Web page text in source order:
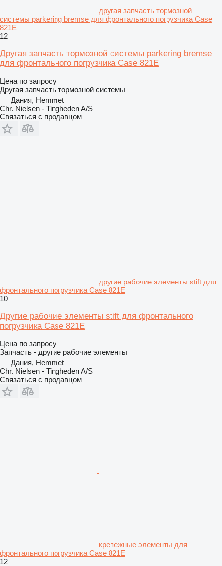
другая запчасть тормозной
системы parkering bremse для фронтального погрузчика Case
821E
12
Другая запчасть тормозной системы parkering bremse
для фронтального погрузчика Case 821E
Цена по запросу
Другая запчасть тормозной системы
Дания, Hemmet
Chr. Nielsen - Tingheden A/S
Связаться с продавцом
другие рабочие элементы stift для
фронтального погрузчика Case 821E
10
Другие рабочие элементы stift для фронтального
погрузчика Case 821E
Цена по запросу
Запчасть - другие рабочие элементы
Дания, Hemmet
Chr. Nielsen - Tingheden A/S
Связаться с продавцом
крепежные элементы для
фронтального погрузчика Case 821E
12